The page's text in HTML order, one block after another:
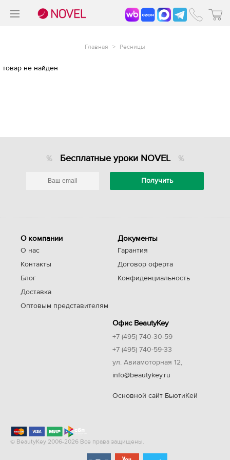
Главная > Ресницы
товар не найден
Бесплатные уроки NOVEL
О компании
О нас
Контакты
Блог
Доставка
Оптовым представителям
Документы
Гарантия
Договор оферта
Конфиденциальность
Офис BeautyKey
+7 (495) 740-30-59
+7 (495) 740-59-33
ул. Авиамоторная 12,
info@beautykey.ru
Основной сайт БьютиКей
© BeautyKey 2006-2026 Все права защищены.